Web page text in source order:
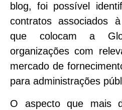
blog, foi possível
contratos associados
que colocam a
organizações com
mercado de
para administrações
O aspecto que mais